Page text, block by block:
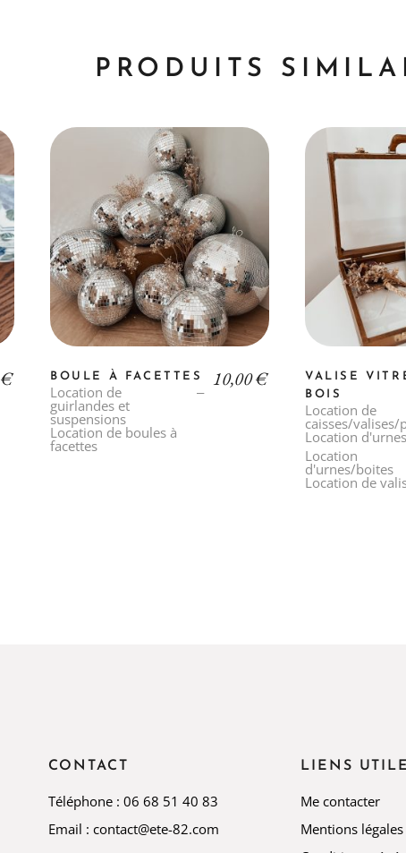
PRODUITS
€ BOULE À FACETTES
Location de
guirlandes et
suspensions
Location de boules à
facettes
10,00€
VALISE
BOIS
Location de
caisses/valises/
Location d'urnes
Location
d'urnes/boites
Location de
CONTACT
Téléphone : 06 68 51 40 83
Email : contact@ete-82.com
LIENS
Me contacter
Mentions légales